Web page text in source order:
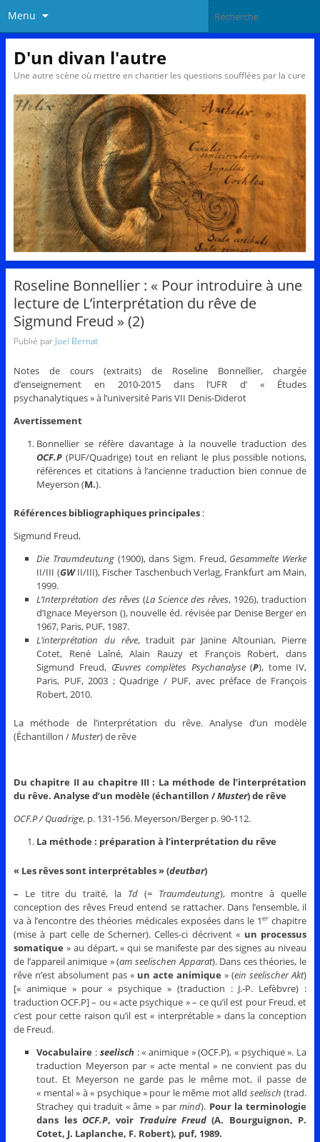
Menu
D'un divan l'autre
Une autre scène où mettre en chantier les questions soufflées par la cure
Roseline Bonnellier : « Pour introduire à une
lecture de L’interprétation du rêve de
Sigmund Freud » (2)
Publié par Joel Bernat
Notes de cours (extraits) de Roseline Bonnellier, chargée
d’enseignement en 2010-2015 dans l’UFR d’ « Études
psychanalytiques » à l’université Paris VII Denis-Diderot
Avertissement
Bonnellier se réfère davantage à la nouvelle traduction des
OCF.P (PUF/Quadrige) tout en reliant le plus possible notions,
références et citations à l’ancienne traduction bien connue de
Meyerson (M.).
Références bibliographiques principales :
Sigmund Freud,
Die Traumdeutung (1900), dans Sigm. Freud, Gesammelte Werke
II/III (GWII/III), Fischer Taschenbuch Verlag, Frankfurt am Main,
1999.
L’Interprétation des rêves(La Science des rêves, 1926), traduction
d’Ignace Meyerson (), nouvelle éd. révisée par Denise Berger en
1967, Paris, PUF, 1987.
L’interprétation du rêve, traduit par Janine Altounian, Pierre
Cotet, René Laîné, Alain Rauzy et François Robert, dans
Sigmund Freud, Œuvres complètes Psychanalyse(P), tome IV,
Paris, PUF, 2003 ; Quadrige / PUF, avec préface de François
Robert, 2010.
La méthode de l’interprétation du rêve. Analyse d’un modèle
(Échantillon /Muster) de rêve
Du chapitre II au chapitre III : La méthode de l’interprétation
du rêve. Analyse d’un modèle (échantillon /Muster) de rêve
OCF.P / Quadrige, p. 131-156. Meyerson/Berger p. 90-112.
La méthode : préparation à l’interprétation du rêve
« Les rêves sont interprétables » (deutbar)
– Le titre du traité, la Td (= Traumdeutung), montre à quelle
conception des rêves Freud entend se rattacher. Dans l’ensemble, il
va à l’encontre des théories médicales exposées dans le 1erchapitre
(mise à part celle de Scherner). Celles-ci décrivent « un processus
somatique » au départ, « qui se manifeste par des signes au niveau
de l’appareil animique » (am seelischen Apparat). Dans ces théories, le
rêve n’est absolument pas « un acte animique » (ein seelischer Akt)
[« animique » pour « psychique » (traduction : J.-P. Lefèbvre) :
traduction OCF.P] – ou « acte psychique » – ce qu’il est pour Freud, et
c’est pour cette raison qu’il est « interprétable » dans la conception
de Freud.
Vocabulaire : seelisch : « animique » (OCF.P), « psychique ». La
traduction Meyerson par « acte mental » ne convient pas du
tout. Et Meyerson ne garde pas le même mot, il passe de
« mental » à « psychique » pour le même mot alld seelisch(trad.
Strachey qui traduit « âme » parmind). Pour la terminologie
dans lesOCF.P, voir Traduire Freud (A. Bourguignon, P.
Cotet, J. Laplanche, F. Robert), puf, 1989.